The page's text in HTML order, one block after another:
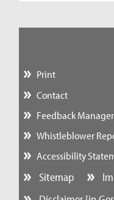
Print
Contact
Feedback
Whistleblower
Accessibility
Sitemap